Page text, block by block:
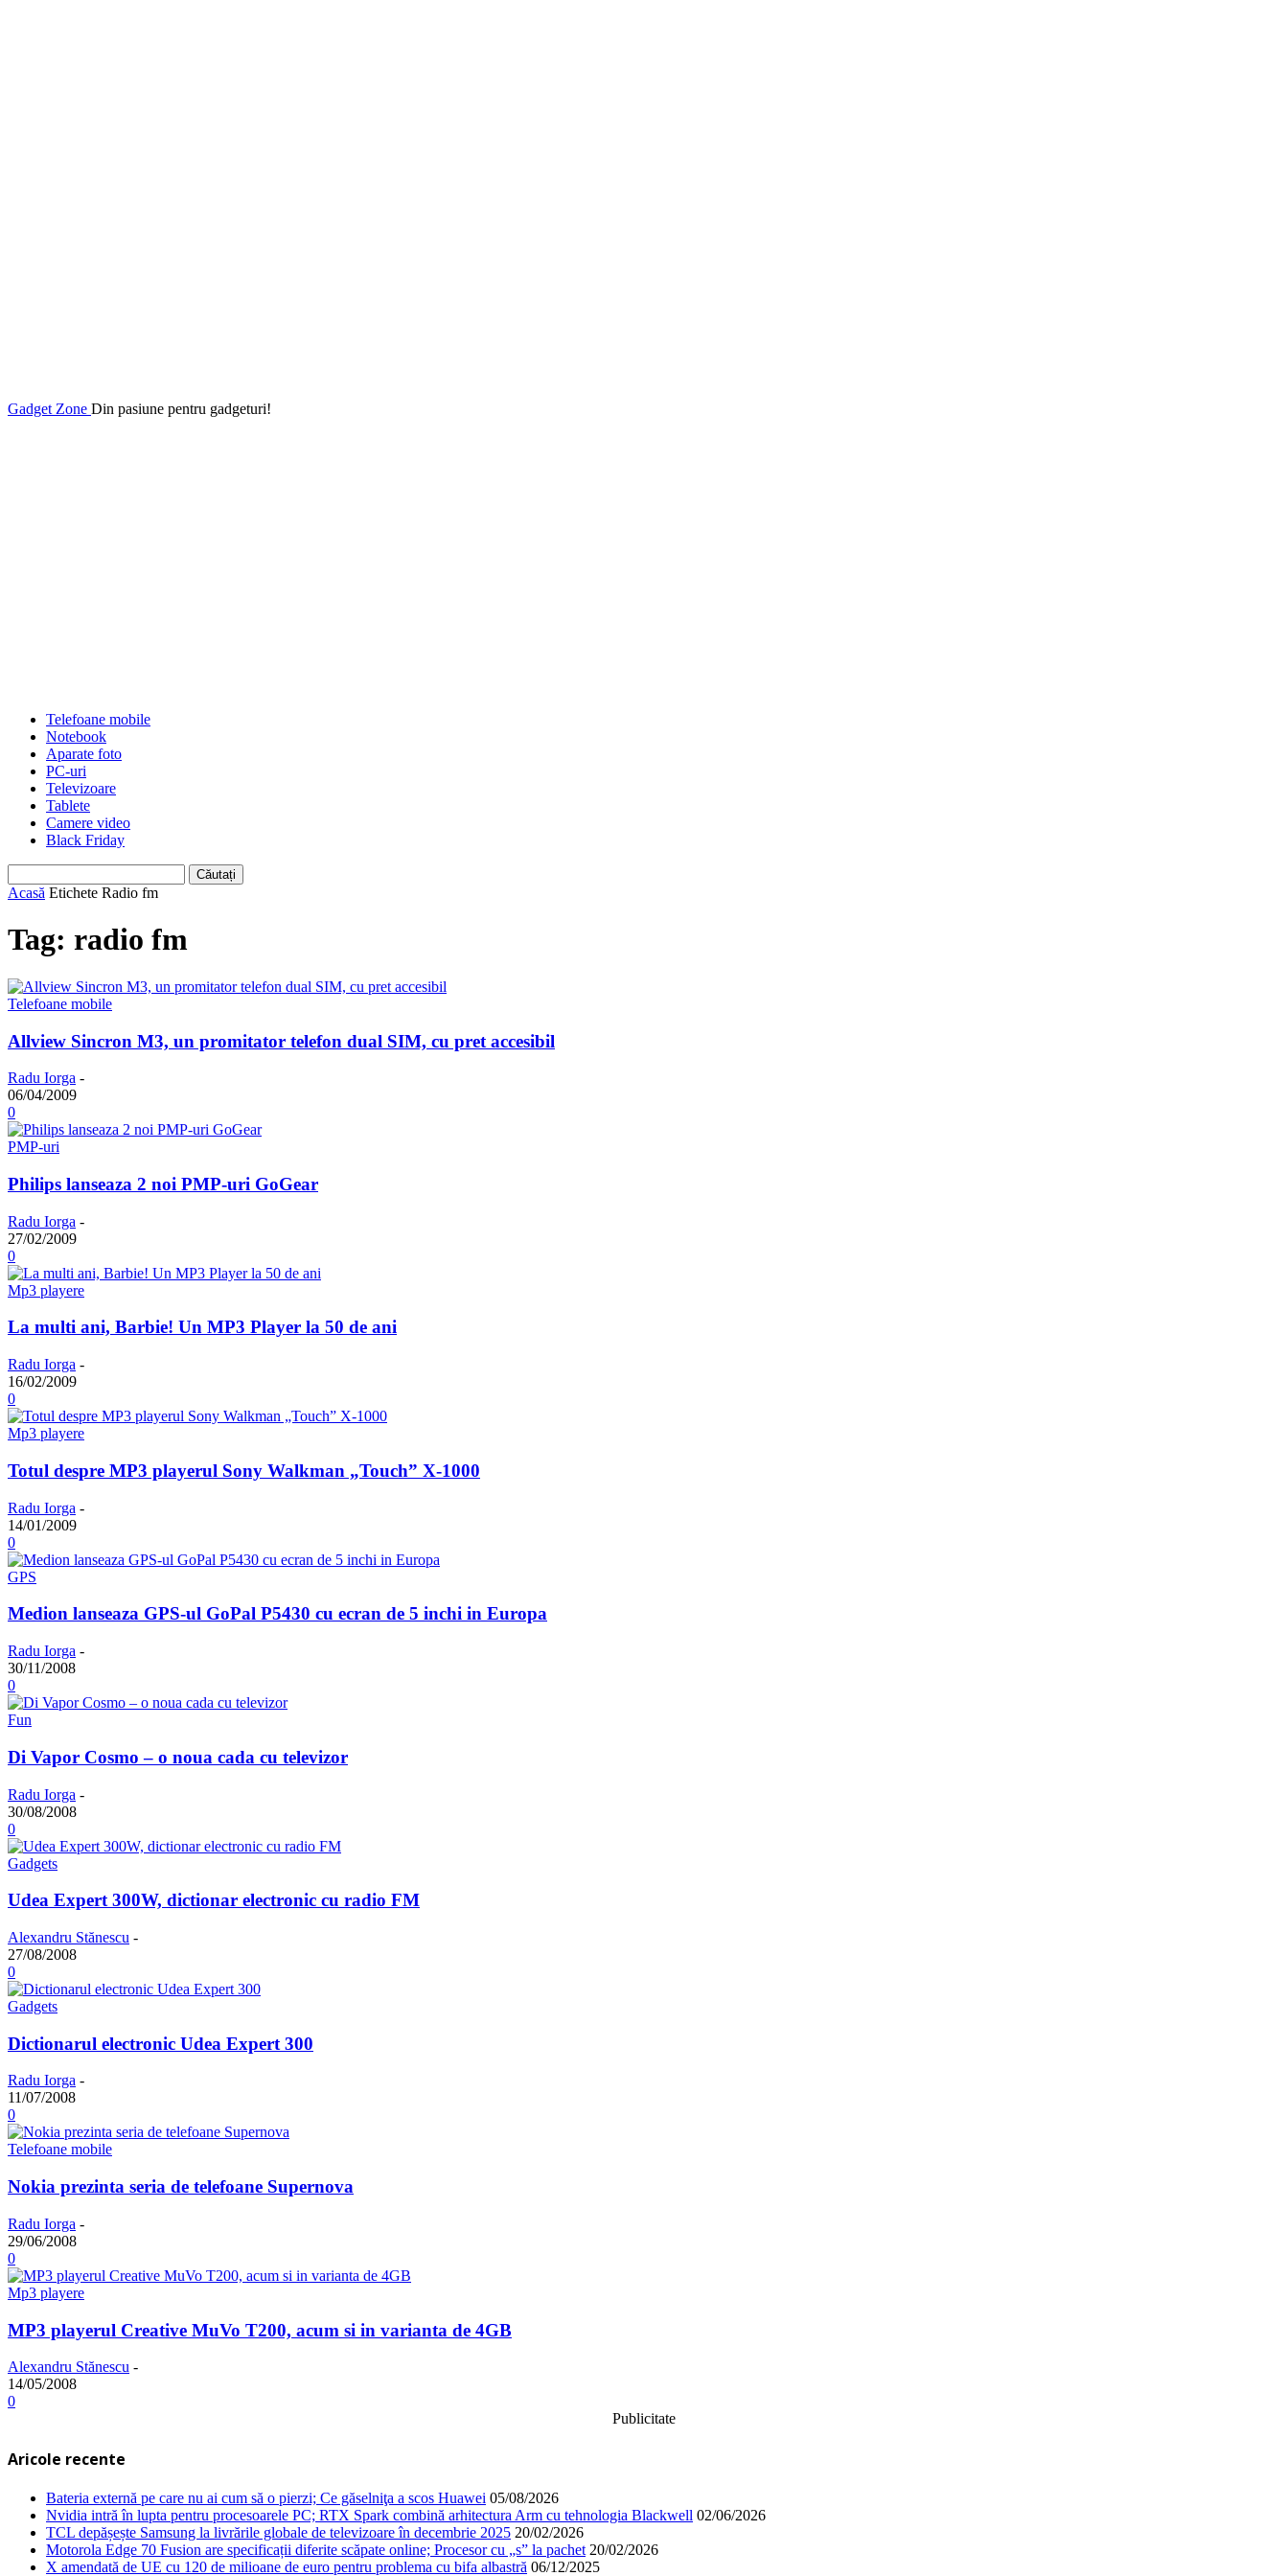
Gadget Zone Din pasiune pentru gadgeturi!
Telefoane mobile
Notebook
Aparate foto
PC-uri
Televizoare
Tablete
Camere video
Black Friday
Acasă Etichete Radio fm
Tag: radio fm
Telefoane mobile
Allview Sincron M3, un promitator telefon dual SIM, cu pret accesibil
Radu Iorga -
06/04/2009
0
PMP-uri
Philips lanseaza 2 noi PMP-uri GoGear
Radu Iorga -
27/02/2009
0
Mp3 playere
La multi ani, Barbie! Un MP3 Player la 50 de ani
Radu Iorga -
16/02/2009
0
Mp3 playere
Totul despre MP3 playerul Sony Walkman „Touch” X-1000
Radu Iorga -
14/01/2009
0
GPS
Medion lanseaza GPS-ul GoPal P5430 cu ecran de 5 inchi in Europa
Radu Iorga -
30/11/2008
0
Fun
Di Vapor Cosmo – o noua cada cu televizor
Radu Iorga -
30/08/2008
0
Gadgets
Udea Expert 300W, dictionar electronic cu radio FM
Alexandru Stănescu -
27/08/2008
0
Gadgets
Dictionarul electronic Udea Expert 300
Radu Iorga -
11/07/2008
0
Telefoane mobile
Nokia prezinta seria de telefoane Supernova
Radu Iorga -
29/06/2008
0
Mp3 playere
MP3 playerul Creative MuVo T200, acum si in varianta de 4GB
Alexandru Stănescu -
14/05/2008
0
Publicitate
Aricole recente
Bateria externă pe care nu ai cum să o pierzi; Ce găselniţa a scos Huawei 05/08/2026
Nvidia intră în lupta pentru procesoarele PC; RTX Spark combină arhitectura Arm cu tehnologia Blackwell 02/06/2026
TCL depășește Samsung la livrările globale de televizoare în decembrie 2025 20/02/2026
Motorola Edge 70 Fusion are specificații diferite scăpate online; Procesor cu „s” la pachet 20/02/2026
X amendată de UE cu 120 de milioane de euro pentru problema cu bifa albastră 06/12/2025